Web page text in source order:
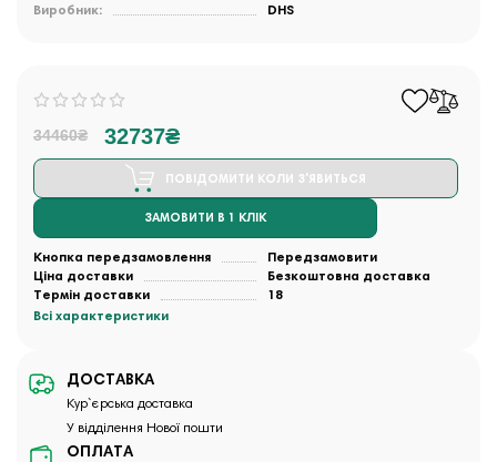
Виробник:
DHS
34460₴ 32737₴
ПОВІДОМИТИ КОЛИ З'ЯВИТЬСЯ
ЗАМОВИТИ В 1 КЛІК
Кнопка передзамовлення
Передзамовити
Ціна доставки
Безкоштовна доставка
Термін доставки
18
Всі характеристики
ДОСТАВКА
Кур`єрська доставка
У відділення Нової пошти
ОПЛАТА